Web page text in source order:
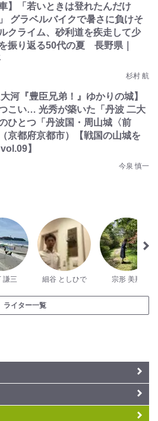
車】「若いときは登れたんだけ
グラベルバイクで暑さに負けそ
クライム、砂利道を疾走して少
振り返る50代の夏 長野県｜
杉村 航
大河『豊臣兄弟！』ゆかりの城】
こい… 光秀が築いた「丹波 二大
ひとつ「丹波国・周山城〈前
京都府京都市）【戦国の山城を
】
今泉 慎一
謙三 細谷 としひで 宗形 美那
ライター一覧